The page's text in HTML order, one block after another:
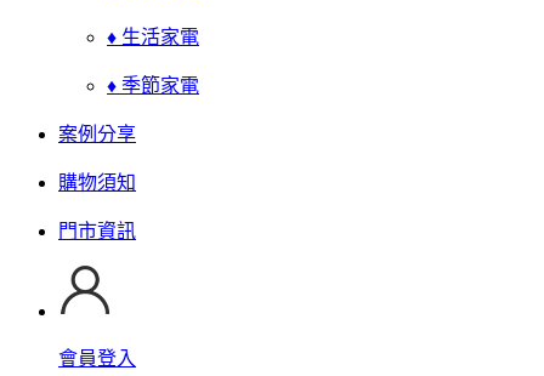
♦ 生活家電
♦ 季節家電
案例分享
購物須知
門市資訊
會員登入